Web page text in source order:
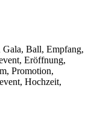
Ball, Empfang,
Eröffnung,
Promotion,
Hochzeit,